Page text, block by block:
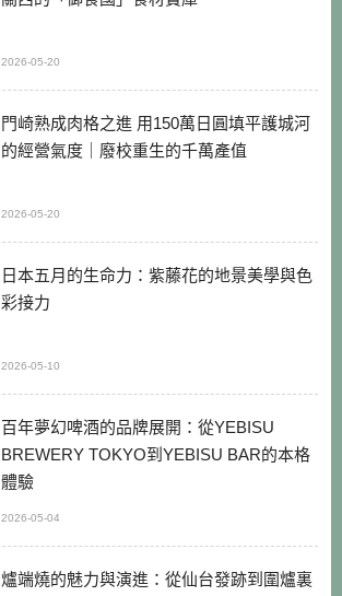
2026-05-20
門崎熟成肉格之進 用150萬日圓填平護城河
的經營氣度｜廢校重生的千萬產值
2026-05-20
日本五月的生命力：紫藤花的地景美學與色
彩接力
2026-05-10
百年夢幻啤酒的品牌展開：從YEBISU
BREWERY TOKYO到YEBISU BAR的本格
體驗
2026-05-04
爐端燒的魅力與演進：從仙台發跡到圍爐裏